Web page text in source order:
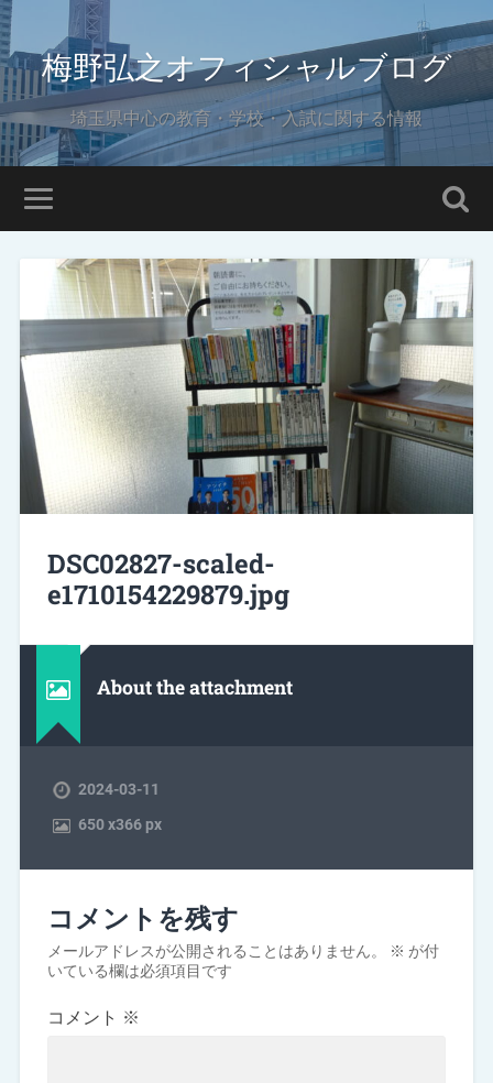
梅野弘之オフィシャルブログ
埼玉県中心の教育・学校・入試に関する情報
DSC02827-scaled-
e1710154229879.jpg
About the attachment
2024-03-11
650x366 px
コメントを残す
メールアドレスが公開されることはありません。 ※ が付
いている欄は必須項目です
コメント ※